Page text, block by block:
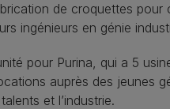
de croquettes
ingénieurs en génie
pour Purina, qui a 5
auprès des jeunes
et l’industrie.